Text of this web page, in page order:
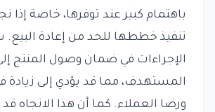
باهتمام كبير عند توفرها، خاصة إذا
تنفيذ خططها للحد من إعادة
الإجراءات في ضمان وصول المنتج
المستهدف، مما قد يؤدي إلى زيادة
ورضا العملاء. كما أن هذا الاتجاه